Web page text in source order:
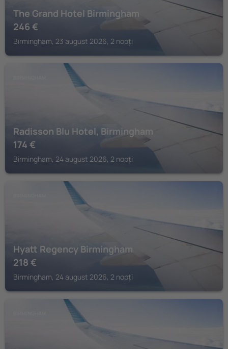
The Grand Hotel Birmingham
246 €
Birmingham, 23 august 2026, 2 nopți
Radisson Blu Hotel, Birmingham
174 €
Birmingham, 24 august 2026, 2 nopți
Hyatt Regency Birmingham
218 €
Birmingham, 24 august 2026, 2 nopți